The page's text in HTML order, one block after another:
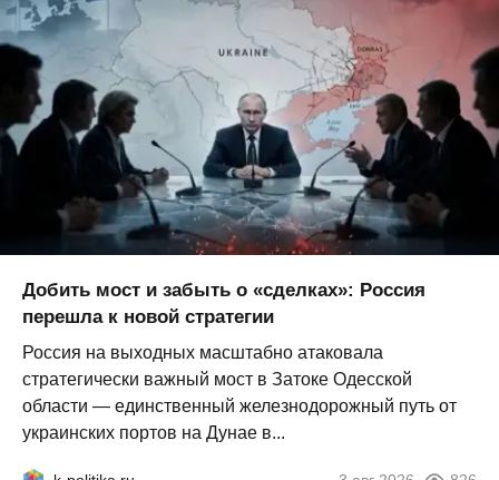
Добить мост и забыть о «сделках»: Россия
перешла к новой стратегии
Россия на выходных масштабно атаковала
стратегически важный мост в Затоке Одесской
области — единственный железнодорожный путь от
украинских портов на Дунае в...